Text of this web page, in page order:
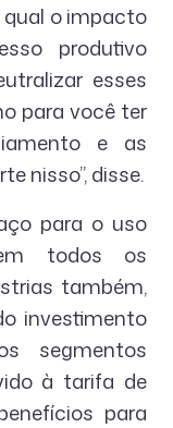
qual o impacto
produtivo
esses
para você ter
e as
nisso”, disse.
para o uso
todos os
também,
investimento
segmentos
à tarifa de
para